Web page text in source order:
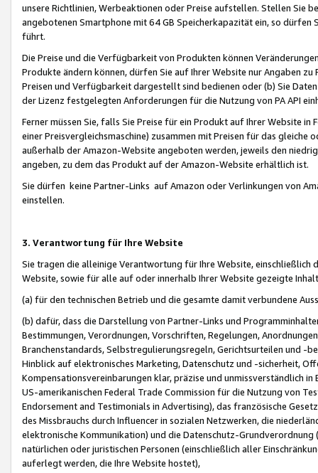
unsere Richtlinien, Werbeaktionen oder Preise aufstellen. Stellen Sie
angebotenen Smartphone mit 64 GB Speicherkapazität ein, so dürfen
führt.
Die Preise und die Verfügbarkeit von Produkten können
Produkte ändern können, dürfen Sie auf Ihrer Website nur Angaben
Preisen und Verfügbarkeit dargestellt sind bedienen oder (b) Sie
der Lizenz festgelegten Anforderungen für die Nutzung von PA API
Ferner müssen Sie, falls Sie Preise für ein Produkt auf Ihrer Website
einer Preisvergleichsmaschine) zusammen mit Preisen für das
außerhalb der Amazon-Website angeboten werden, jeweils den
angeben, zu dem das Produkt auf der Amazon-Website erhältlich ist.
Sie dürfen keine Partner-Links auf Amazon oder Verlinkungen von
einstellen.
3. Verantwortung für Ihre Website
Sie tragen die alleinige Verantwortung für Ihre Website,
Website, sowie für alle auf oder innerhalb Ihrer Website gezeigte
(a) für den technischen Betrieb und die gesamte damit verbundene
(b) dafür, dass die Darstellung von Partner-Links und
Bestimmungen, Verordnungen, Vorschriften, Regelungen,
Branchenstandards, Selbstregulierungsregeln, Gerichtsurteilen und -
Hinblick auf elektronisches Marketing, Datenschutz und -sicherheit,
Kompensationsvereinbarungen klar, präzise und unmissverständlich
US-amerikanischen Federal Trade Commission für die Nutzung von
Endorsement and Testimonials in Advertising), das französische
des Missbrauchs durch Influencer in sozialen Netzwerken, die
elektronische Kommunikation) und die Datenschutz-
natürlichen oder juristischen Personen (einschließlich aller
auferlegt werden, die Ihre Website hostet),